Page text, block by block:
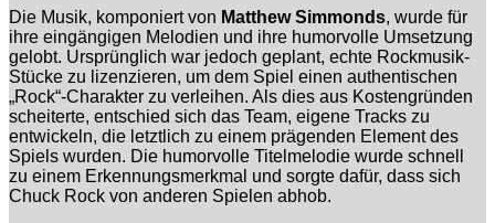
Die Musik, komponiert von Matthew Simmonds, wurde für
ihre eingängigen Melodien und ihre humorvolle Umsetzung
gelobt. Ursprünglich war jedoch geplant, echte Rockmusik-
Stücke zu lizenzieren, um dem Spiel einen authentischen
„Rock“-Charakter zu verleihen. Als dies aus Kostengründen
scheiterte, entschied sich das Team, eigene Tracks zu
entwickeln, die letztlich zu einem prägenden Element des
Spiels wurden. Die humorvolle Titelmelodie wurde schnell
zu einem Erkennungsmerkmal und sorgte dafür, dass sich
Chuck Rock von anderen Spielen abhob.